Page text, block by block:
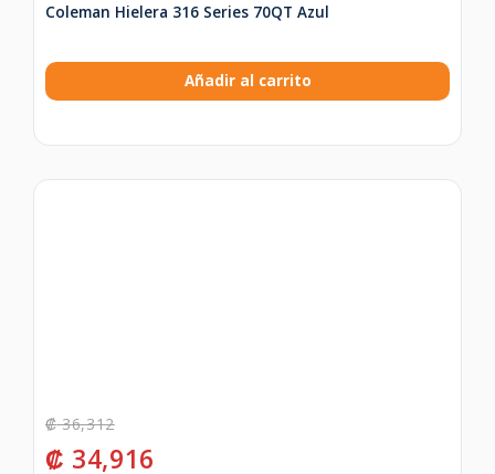
Coleman Hielera 316 Series 70QT Azul
Añadir al carrito
₡36,312
₡ 34,916